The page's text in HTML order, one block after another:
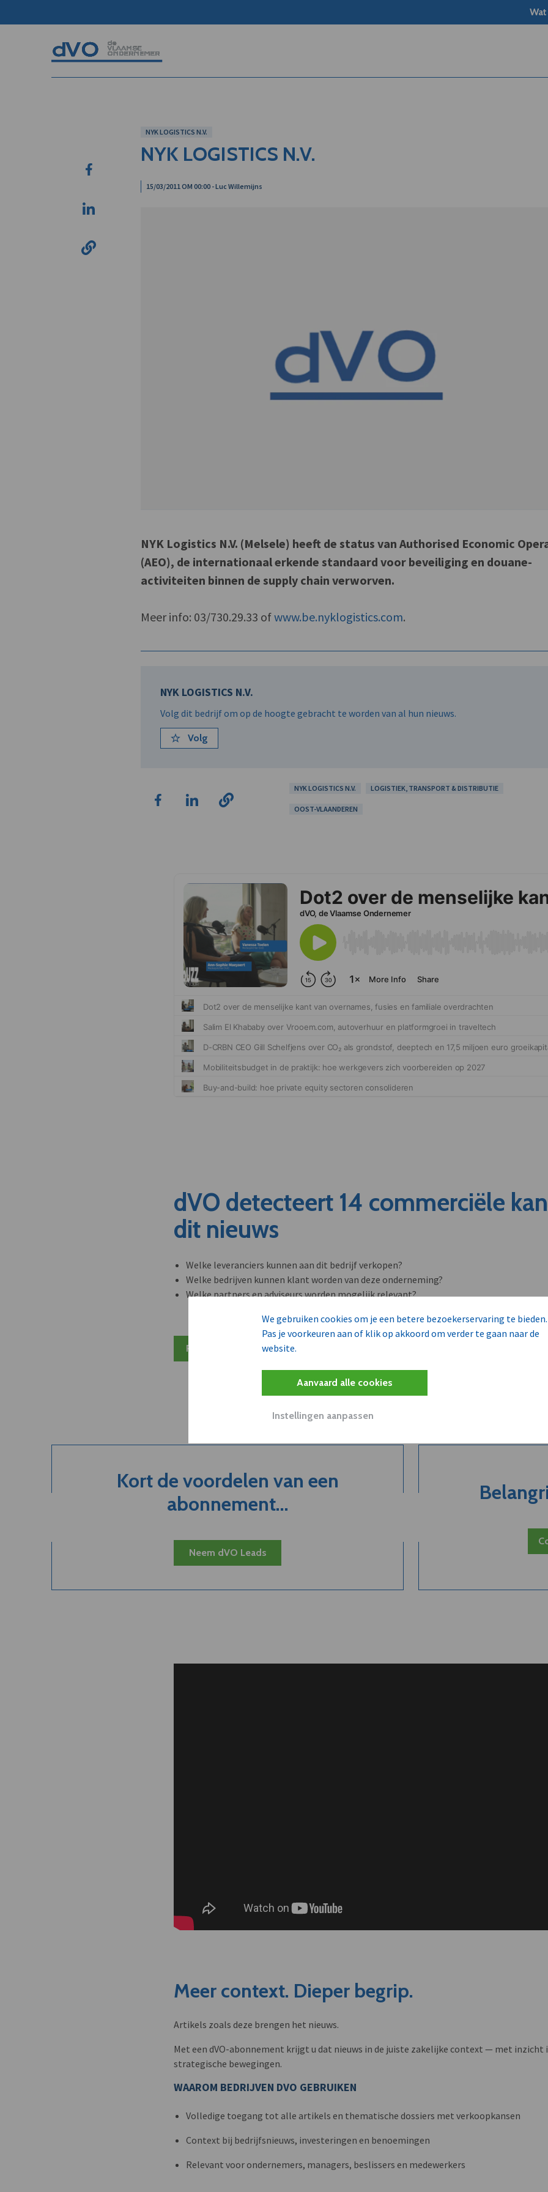
We gebruiken cookies om je een betere bezoekerservaring te bieden.
Pas je voorkeuren aan of klik op akkoord om verder te gaan naar de
website.
Aanvaard alle cookies
Instellingen aanpassen
NYK LOGISTICS N.V.
NYK LOGISTICS N.V.
15/03/2011 OM 00:00 - Luc Willemijns
NYK Logistics N.V. (Melsele) heeft de status van Authorised Economic
(AEO), de internationaal erkende standaard voor beveiliging en douane-
activiteiten binnen de supply chain verworven.
Meer info: 03/730.29.33 ofwww.be.nyklogistics.com.
NYK LOGISTICS N.V.
Volg dit bedrijf om op de hoogte gebracht te worden van al hun nieuws.
Volg
NYK LOGISTICS N.V. LOGISTIEK, TRANSPORT & DISTRIBUTIE
OOST-VLAANDEREN
dVO detecteert 14 commerciële
dit nieuws
Welke leveranciers kunnen aan dit bedrijf verkopen?
Welke bedrijven kunnen klant worden van deze onderneming?
Welke partners en adviseurs worden mogelijk relevant?
Plan 20 min inzicht
Kort de voordelen van een
abonnement...
Neem dVO Leads
Meer context. Dieper begrip.
Artikels zoals deze brengen het nieuws.
Met een dVO-abonnement krijgt u dat nieuws in de juiste zakelijke context — met inzicht
strategische bewegingen.
WAAROM BEDRIJVEN DVO GEBRUIKEN
Volledige toegang tot alle artikels en thematische dossiers met verkoopkansen
Context bij bedrijfsnieuws, investeringen en benoemingen
Relevant voor ondernemers, managers, beslissers en medewerkers